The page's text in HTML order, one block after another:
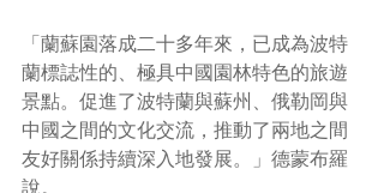
「蘭蘇園落成二十多年來，已成為波特
蘭標誌性的、極具中國園林特色的旅遊
景點。促進了波特蘭與蘇州、俄勒岡與
中國之間的文化交流，推動了兩地之間
友好關係持續深入地發展。」德蒙布羅
說。